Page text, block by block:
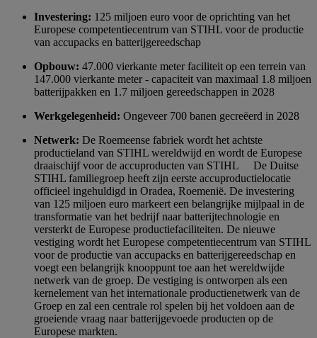
Investering: 125 miljoen euro voor de oprichting van het
Europese competentiecentrum van STIHL voor de productie
van accupacks en batterijgereedschap
Opbouw: 47.000 vierkante meter faciliteit op een terrein van
147.000 vierkante meter - capaciteit van maximaal 1.8 miljoen
batterijpakken en 1.7 miljoen gereedschappen in 2028
Werkgelegenheid: Ongeveer 700 banen gecreëerd in 2028
Netwerk: De Roemeense fabriek wordt het achtste
productieland van STIHL wereldwijd en wordt de Europese
draaischijf voor de accuproducten van STIHL
De Duitse
STIHL familiegroep heeft zijn eerste accuproductielocatie
officieel ingehuldigd in Oradea, Roemenië. De investering
van 125 miljoen euro markeert een belangrijke mijlpaal in de
transformatie van het bedrijf naar batterijtechnologie en
versterkt de Europese productiefaciliteiten. De nieuwe
vestiging wordt het Europese competentiecentrum van STIHL
voor de productie van accupacks en batterijgereedschap en
voegt een belangrijk knooppunt toe aan het wereldwijde
netwerk van de groep. De vestiging is ontworpen als een
kernelement van het internationale productienetwerk van de
Groep en zal een centrale rol spelen bij het voldoen aan de
groeiende vraag naar batterijgevoede producten op de
Europese markten.